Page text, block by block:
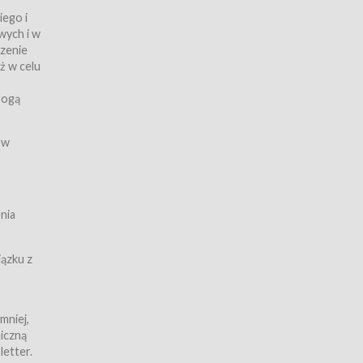
z
i
i w
w celu
z